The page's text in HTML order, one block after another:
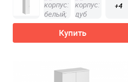
+4
Купить